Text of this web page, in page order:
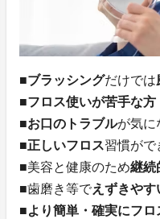
■ブラッシングだけでは
■フロス使いが苦手な方
■お口のトラブルが気に
■正しいフロス習慣がで
■美容と健康のため継続
■歯磨き等でえずきやす
■より簡単・確実にフロ